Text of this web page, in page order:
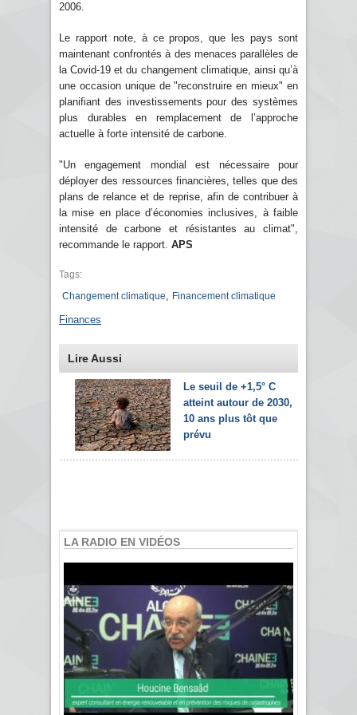
2006.
Le rapport note, à ce propos, que les pays sont
maintenant confrontés à des menaces parallèles de
la Covid-19 et du changement climatique, ainsi qu’à
une occasion unique de "reconstruire en mieux" en
planifiant des investissements pour des systèmes
plus durables en remplacement de l’approche
actuelle à forte intensité de carbone.
"Un engagement mondial est nécessaire pour
déployer des ressources financières, telles que des
plans de relance et de reprise, afin de contribuer à
la mise en place d’économies inclusives, à faible
intensité de carbone et résistantes au climat",
recommande le rapport. APS
Tags:
Changement climatique
Financement climatique
Finances
Lire Aussi
Le seuil de +1,5° C
atteint autour de 2030,
10 ans plus tôt que
prévu
LA RADIO EN VIDÉOS